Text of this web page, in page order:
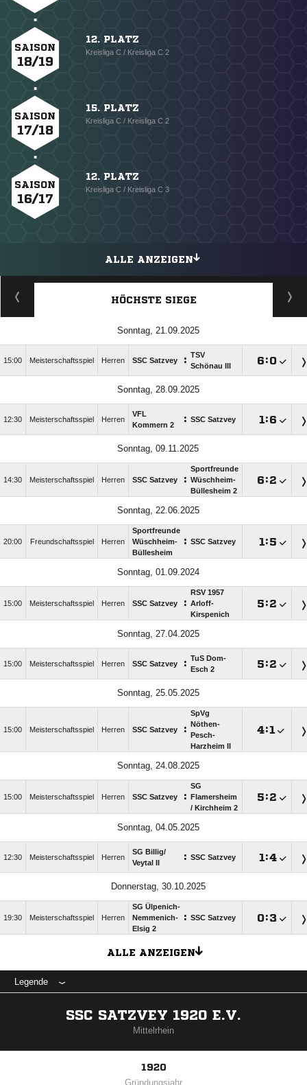
SAISON
18/19
12. PLATZ
Kreisliga C / Kreisliga C 2
SAISON
17/18
15. PLATZ
Kreisliga C / Kreisliga C 2
SAISON
16/17
12. PLATZ
Kreisliga C / Kreisliga C 3
ALLE ANZEIGEN
HÖCHSTE SIEGE
Sonntag, 21.09.2025
15:00 Meisterschaftsspiel Herren SSC Satzvey : TSV
Schönau III
:
Sonntag, 28.09.2025
12:30 Meisterschaftsspiel Herren
VFL
Kommern 2
: SSC Satzvey :
Sonntag, 09.11.2025
14:30 Meisterschaftsspiel Herren SSC Satzvey :
Sportfreunde
Wüschheim-
Büllesheim 2
:
Sonntag, 22.06.2025
20:00 Freundschaftsspiel Herren
Sportfreunde
Wüschheim-
Büllesheim
: SSC Satzvey :
Sonntag, 01.09.2024
15:00 Meisterschaftsspiel Herren SSC Satzvey :
RSV 1957
Arloff-
Kirspenich
:
Sonntag, 27.04.2025
15:00 Meisterschaftsspiel Herren SSC Satzvey : TuS Dom-
Esch 2
:
Sonntag, 25.05.2025
15:00 Meisterschaftsspiel Herren SSC Satzvey :
SpVg
Nöthen-
Pesch-
Harzheim II
:
Sonntag, 24.08.2025
15:00 Meisterschaftsspiel Herren SSC Satzvey :
SG
Flamersheim
/​ Kirchheim 2
:
Sonntag, 04.05.2025
12:30 Meisterschaftsspiel Herren
SG Billig/​
Veytal II
: SSC Satzvey :
Donnerstag, 30.10.2025
19:30 Meisterschaftsspiel Herren
SG Ülpenich-
Nemmenich-
Elsig 2
: SSC Satzvey :
ALLE ANZEIGEN
Legende
SSC SATZVEY 1920 E.V.
Mittelrhein
1920
Gründungsjahr